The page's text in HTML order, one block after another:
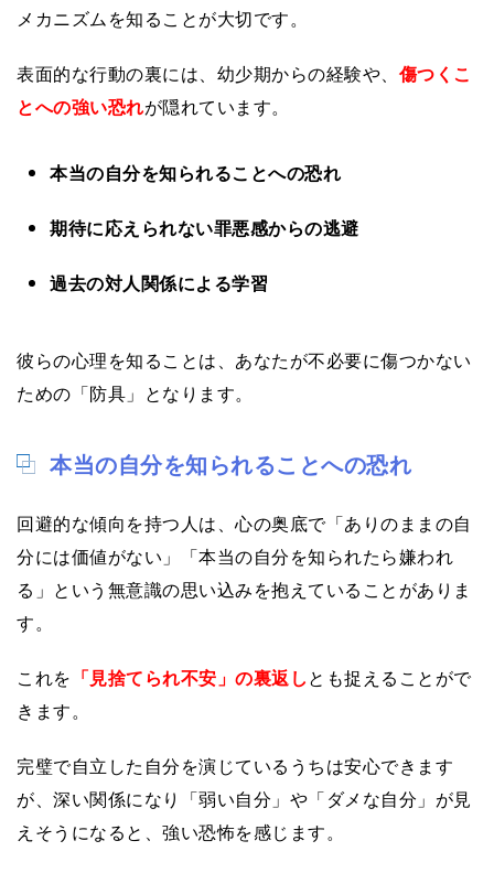
メカニズムを知ることが大切です。
表面的な行動の裏には、幼少期からの経験や、 傷つくこ
とへの強い恐れが隠れています。
本当の自分を知られることへの恐れ
期待に応えられない罪悪感からの逃避
過去の対人関係による学習
彼らの心理を知ることは、あなたが不必要に傷つかない
ための「防具」となります。
本当の自分を知られることへの恐れ
回避的な傾向を持つ人は、心の奥底で「ありのままの自
分には価値がない」「本当の自分を知られたら嫌われ
る」という無意識の思い込みを抱えていることがありま
す。
これを 「見捨てられ不安」の裏返しとも捉えることがで
きます。
完璧で自立した自分を演じているうちは安心できます
が、深い関係になり「弱い自分」や「ダメな自分」が見
えそうになると、強い恐怖を感じます。